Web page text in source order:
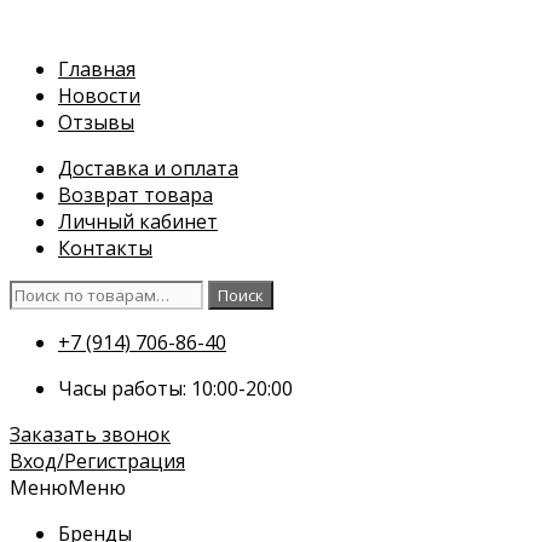
содержимому
Главная
Новости
Отзывы
Доставка и оплата
Возврат товара
Личный кабинет
Контакты
Искать:
Поиск
+7 (914) 706-86-40
Часы работы: 10:00-20:00
Заказать звонок
Вход/Регистрация
МенюМеню
Бренды